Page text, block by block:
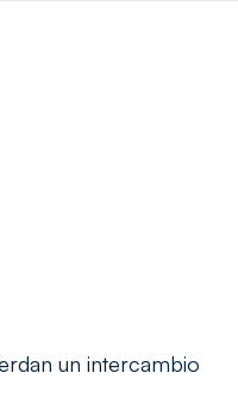
un intercambio